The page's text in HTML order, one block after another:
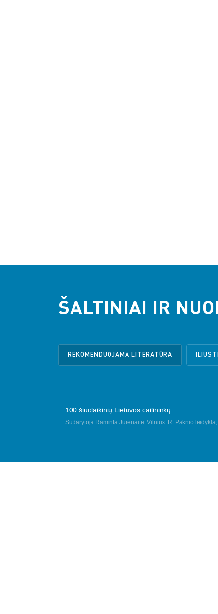
ŠALTINIAI IR
REKOMENDUOJAMA LITERATŪRA
100 šiuolaikinių Lietuvos dailininkų
Sudarytoja Raminta Jurėnaitė, Vilnius: R. Paknio